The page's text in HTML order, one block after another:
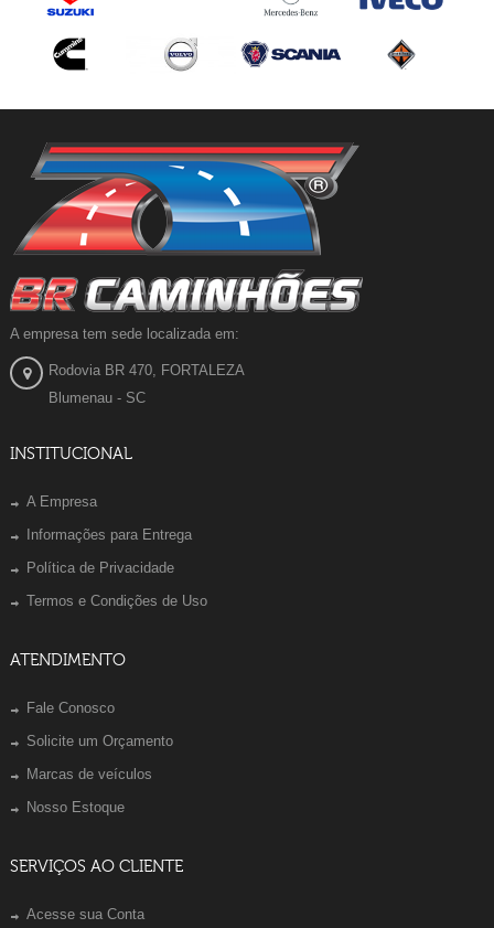
A empresa tem sede localizada em:
Rodovia BR 470, FORTALEZA
Blumenau - SC
INSTITUCIONAL
A Empresa
Informações para Entrega
Política de Privacidade
Termos e Condições de Uso
ATENDIMENTO
Fale Conosco
Solicite um Orçamento
Marcas de veículos
Nosso Estoque
SERVIÇOS AO CLIENTE
Acesse sua Conta